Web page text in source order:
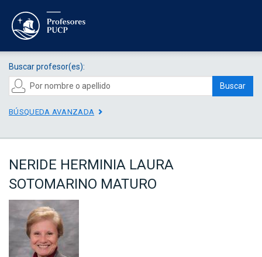
Buscar profesor(es):
Buscar
BÚSQUEDA AVANZADA
NERIDE HERMINIA LAURA
SOTOMARINO MATURO